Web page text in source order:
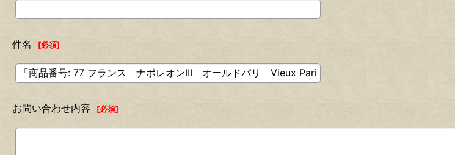
件名 [必須]
お問い合わせ内容 [必須]